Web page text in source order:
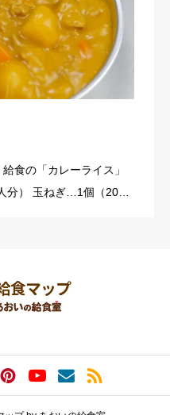
食の「カレーライス」
分） 玉ねぎ…1個（200